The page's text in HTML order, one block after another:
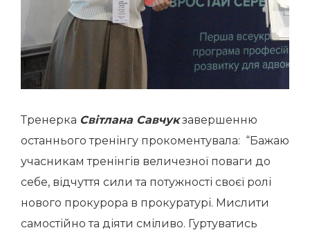
Тренерка Світлана Савчукзавершенню
останнього тренінгу прокоментувала: “Бажаю
учасникам тренінгів величезної поваги до
себе, відчуття сили та потужності своєї ролі
нового прокурора в прокуратурі. Мислити
самостійно та діяти сміливо. Гуртуватись